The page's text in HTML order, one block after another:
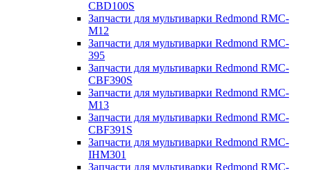
CBD100S
Запчасти для мультиварки Redmond RMC-
M12
Запчасти для мультиварки Redmond RMC-
395
Запчасти для мультиварки Redmond RMC-
CBF390S
Запчасти для мультиварки Redmond RMC-
M13
Запчасти для мультиварки Redmond RMC-
CBF391S
Запчасти для мультиварки Redmond RMC-
IHM301
Запчасти для мультиварки Redmond RMC-